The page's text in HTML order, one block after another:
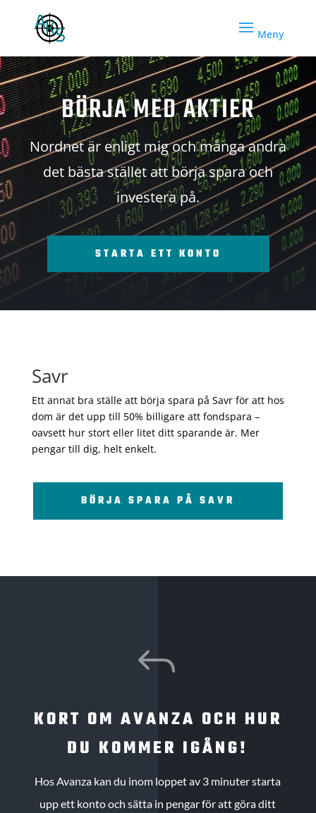
BÖRJA MED AKTIER
Nordnet är enligt mig och många andra
det bästa stället att börja spara och
investera på.
STARTA ETT KONTO
Savr
Ett annat bra ställe att börja spara på Savr för att hos
dom är det upp till 50% billigare att fondspara –
oavsett hur stort eller litet ditt sparande är. Mer
pengar till dig, helt enkelt.
BÖRJA SPARA PÅ SAVR
J
KORT OM AVANZA OCH HUR
DU KOMMER IGÅNG!
Hos Avanza kan du inom loppet av 3 minuter starta
upp ett konto och sätta in pengar för att göra ditt